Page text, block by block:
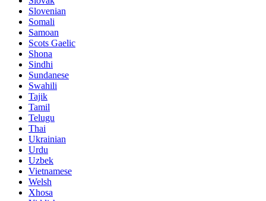
Slovenian
Somali
Samoan
Scots Gaelic
Shona
Sindhi
Sundanese
Swahili
Tajik
Tamil
Telugu
Thai
Ukrainian
Urdu
Uzbek
Vietnamese
Welsh
Xhosa